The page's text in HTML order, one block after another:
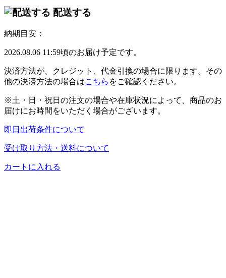
配送する
納期目安：
2026.08.06 11:59頃のお届け予定です。
決済方法が、クレジット、代金引換の場合に限ります。その
他の決済方法の場合はこちら をご確認ください。
※土・日・祝日の注文の場合や在庫状況によって、商品のお
届けにお時間をいただく場合がございます。
即日出荷条件について
受け取り方法・送料について
カートに入れる